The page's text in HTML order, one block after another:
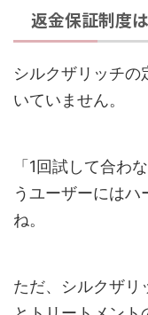
返金保証制度
シルクザリッチ
いていません。
「1回試して合わ
うユーザーには
ね。
ただ、シルクザリ